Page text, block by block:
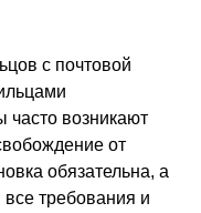
с почтовой
возникают
от
обязательна, а
требования и